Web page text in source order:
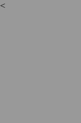
<